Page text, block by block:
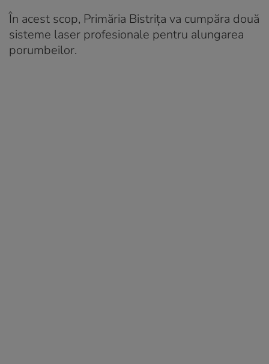
În acest scop, Primăria Bistrița va cumpăra două
sisteme laser profesionale pentru alungarea
porumbeilor.